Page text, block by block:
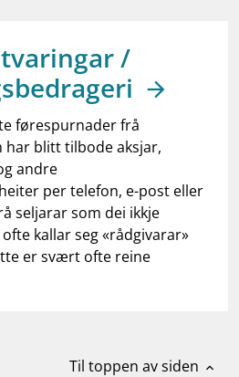
/
førespurnader frå
har blitt tilbode aksjar,
andre
per telefon, e-post eller
seljarar som dei ikkje
kallar seg «rådgivarar»
er svært ofte reine
Til toppen av siden expand_less